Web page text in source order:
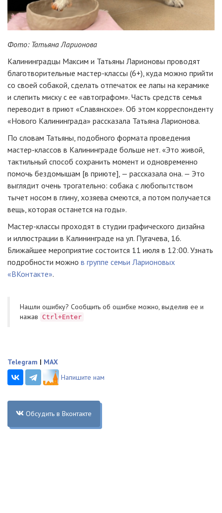
Фото: Татьяна Ларионова
Калининградцы Максим и Татьяны Ларионовы проводят
благотворительные мастер-классы (6+), куда можно прийти
со своей собакой, сделать отпечаток ее лапы на керамике
и слепить миску с ее «автографом». Часть средств семья
переводит в приют «Славянское». Об этом корреспонденту
«Нового Калининграда» рассказала Татьяна Ларионова.
По словам Татьяны, подобного формата проведения
мастер-классов в Калининграде больше нет. «Это живой,
тактильный способ сохранить момент и одновременно
помочь бездомышам [в приюте], — рассказала она. — Это
выглядит очень трогательно: собака с любопытством
тычет носом в глину, хозяева смеются, а потом получается
вещь, которая останется на годы».
Мастер-классы проходят в студии графического дизайна
и иллюстрации в Калининграде на ул. Пугачева, 16.
Ближайшее мероприятие состоится 11 июля в 12:00. Узнать
подробности можно в группе семьи Ларионовых
«ВКонтакте».
Нашли ошибку? Cообщить об ошибке можно, выделив ее и
нажав
Ctrl+Enter
Telegram | MAX
Напишите нам
Обсудить в Вконтакте